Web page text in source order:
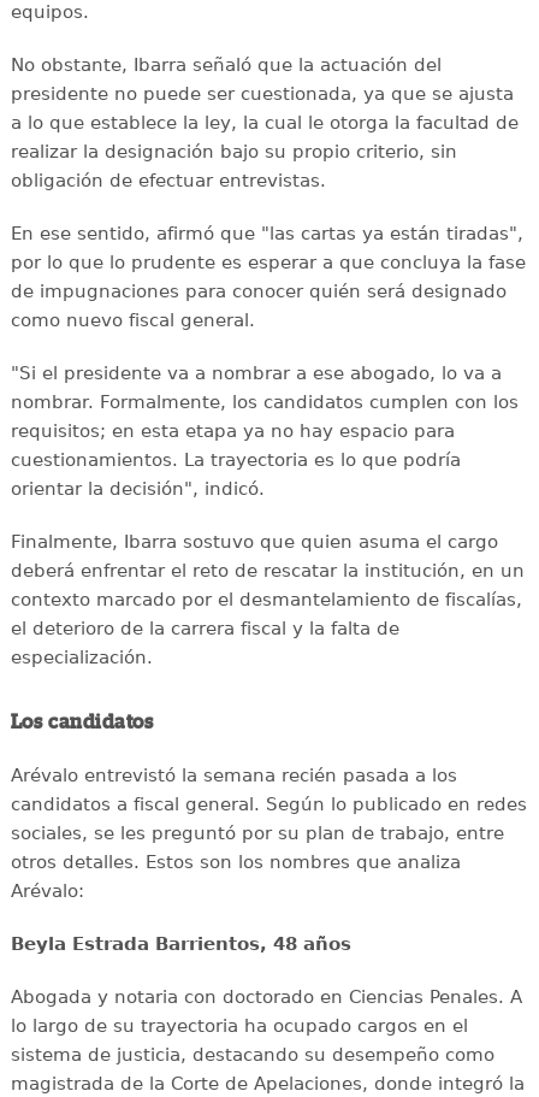
equipos.
No obstante, Ibarra señaló que la actuación del
presidente no puede ser cuestionada, ya que se ajusta
a lo que establece la ley, la cual le otorga la facultad de
realizar la designación bajo su propio criterio, sin
obligación de efectuar entrevistas.
En ese sentido, afirmó que "las cartas ya están tiradas",
por lo que lo prudente es esperar a que concluya la fase
de impugnaciones para conocer quién será designado
como nuevo fiscal general.
"Si el presidente va a nombrar a ese abogado, lo va a
nombrar. Formalmente, los candidatos cumplen con los
requisitos; en esta etapa ya no hay espacio para
cuestionamientos. La trayectoria es lo que podría
orientar la decisión", indicó.
Finalmente, Ibarra sostuvo que quien asuma el cargo
deberá enfrentar el reto de rescatar la institución, en un
contexto marcado por el desmantelamiento de fiscalías,
el deterioro de la carrera fiscal y la falta de
especialización.
Los candidatos
Arévalo entrevistó la semana recién pasada a los
candidatos a fiscal general. Según lo publicado en redes
sociales, se les preguntó por su plan de trabajo, entre
otros detalles. Estos son los nombres que analiza
Arévalo:
Beyla Estrada Barrientos, 48 años
Abogada y notaria con doctorado en Ciencias Penales. A
lo largo de su trayectoria ha ocupado cargos en el
sistema de justicia, destacando su desempeño como
magistrada de la Corte de Apelaciones, donde integró la